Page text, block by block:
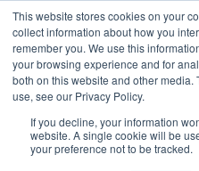
This website stores cookies on your
collect information about how you
remember you. We use this
your browsing experience and for
both on this website and other media.
use, see our Privacy Policy.
If you decline, your information
website. A single cookie will be
your preference not to be tracked.
Druckluft-